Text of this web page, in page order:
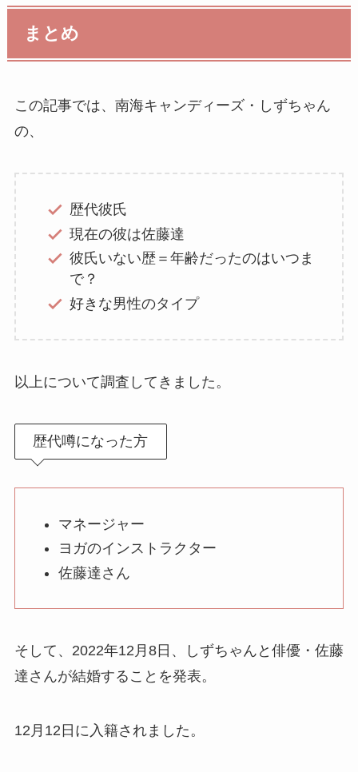
まとめ
この記事では、南海キャンディーズ・しずちゃん
の、
歴代彼氏
現在の彼は佐藤達
彼氏いない歴＝年齢だったのはいつま
で？
好きな男性のタイプ
以上について調査してきました。
歴代噂になった方
マネージャー
ヨガのインストラクター
佐藤達さん
そして、2022年12月8日、しずちゃんと俳優・佐藤
達さんが結婚することを発表。
12月12日に入籍されました。